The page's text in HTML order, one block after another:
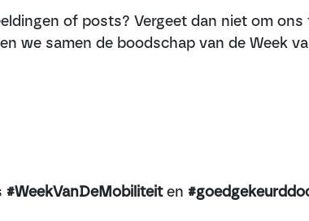
of posts? Vergeet dan niet om ons
we samen de boodschap van de Week
#WeekVanDeMobiliteiten